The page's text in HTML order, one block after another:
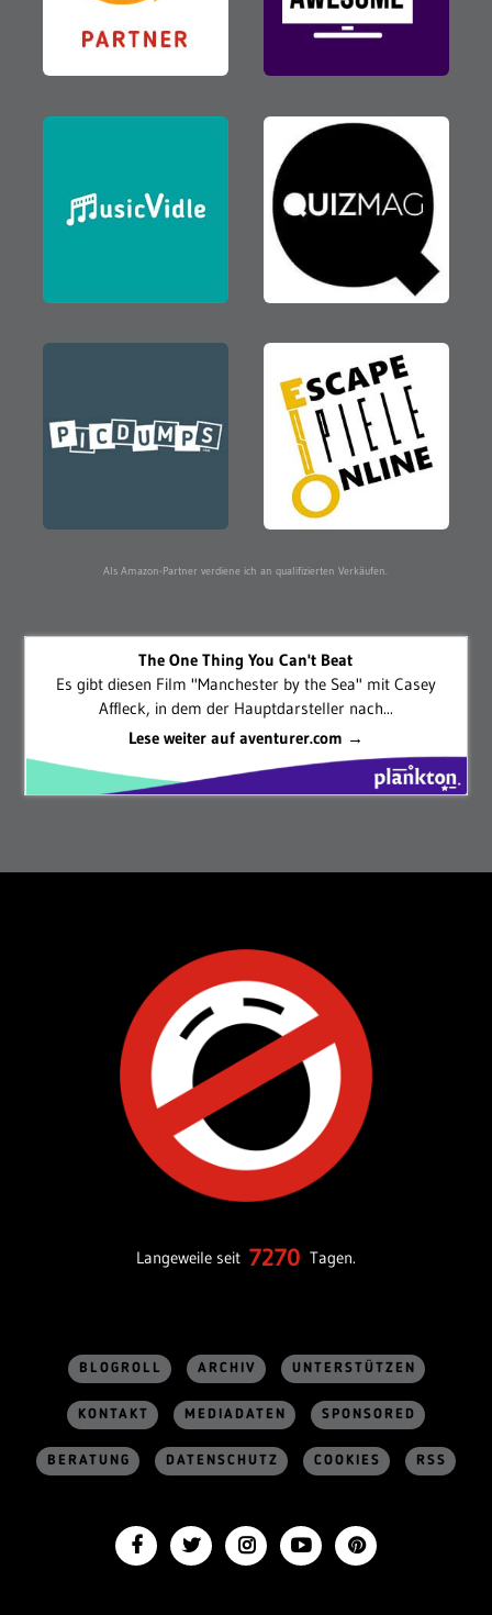
Als Amazon-Partner verdiene ich an qualifizierten Verkäufen.
The One Thing You Can't Beat
Es gibt diesen Film "Manchester by the Sea" mit Casey
Affleck, in dem der Hauptdarsteller nach...
Lese weiter auf aventurer.com →
Langeweile seit 7270 Tagen.
BLOGROLL ARCHIV UNTERSTÜTZEN
KONTAKT MEDIADATEN SPONSORED
BERATUNG DATENSCHUTZ COOKIES RSS